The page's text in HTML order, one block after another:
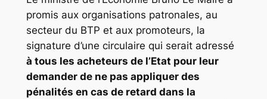
promis aux organisations patronales, au
secteur du BTP et aux promoteurs, la
signature d’une circulaire qui serait adressé
à tous les acheteurs de l’Etat pour leur
demander de ne pas appliquer des
pénalités en cas de retard dans la